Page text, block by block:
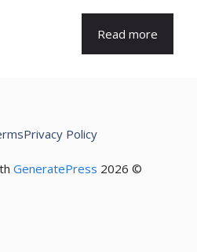
Read more
© 2026 Marketer • Built with
GeneratePress
Privacy Policy